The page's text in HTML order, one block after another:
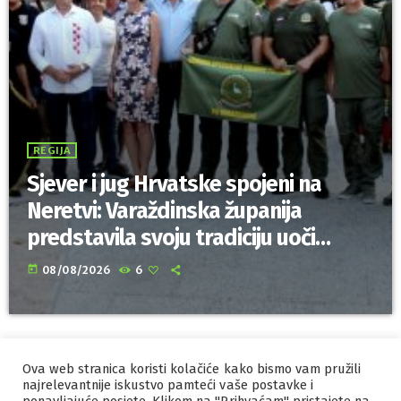
REGIJA
Sjever i jug Hrvatske spojeni na
Neretvi: Varaždinska županija
predstavila svoju tradiciju uoči
Maratona lađa
today 08/08/2026 6
IZRADA I HOSTINGORBIS
Ova web stranica koristi kolačiće kako bismo vam pružili
najrelevantnije iskustvo pamteći vaše postavke i